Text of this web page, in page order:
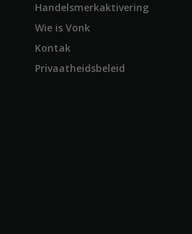
Handelsmerkaktivering
Wie is Vonk
Kontak
Privaatheidsbeleid